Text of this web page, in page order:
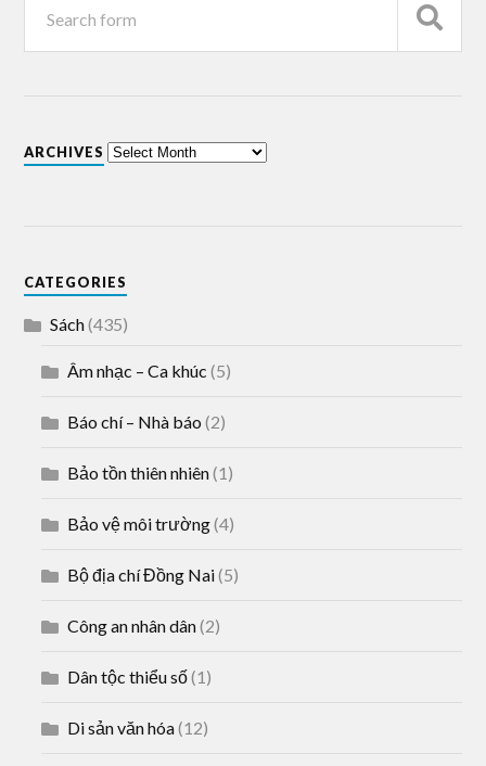
ARCHIVES
CATEGORIES
Sách(435)
Âm nhạc – Ca khúc (5)
Báo chí – Nhà báo (2)
Bảo tồn thiên nhiên(1)
Bảo vệ môi trường(4)
Bộ địa chí Đồng Nai(5)
Công an nhân dân(2)
Dân tộc thiểu số(1)
Di sản văn hóa(12)